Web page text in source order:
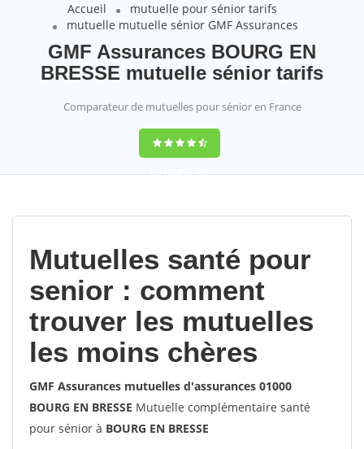
Accueil
mutuelle pour sénior tarifs
mutuelle mutuelle sénior GMF Assurances
GMF Assurances BOURG EN
BRESSE mutuelle sénior tarifs
Comparateur de mutuelles pour sénior en France
9,2(100%)452
Mutuelles santé pour
senior : comment
trouver les mutuelles
les moins chères
GMF Assurances mutuelles d'assurances 01000
BOURG EN BRESSE Mutuelle complémentaire santé
pour sénior à BOURG EN BRESSE